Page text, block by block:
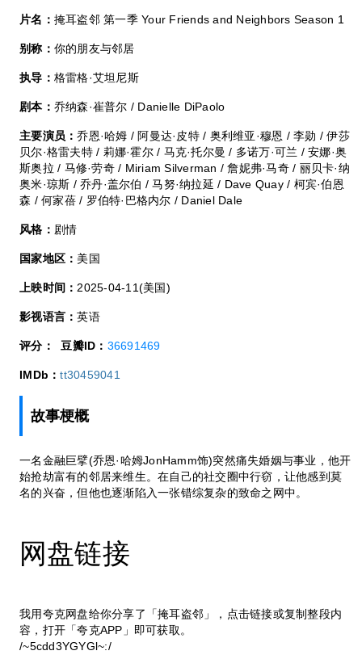
片名： 掩耳盗邻 第一季 Your Friends and Neighbors Season 1
别称： 你的朋友与邻居
执导： 格雷格·艾坦尼斯
剧本： 乔纳森·崔普尔 / Danielle DiPaolo
主要演员：乔恩·哈姆 / 阿曼达·皮特 / 奥利维亚·穆恩 / 李勋 / 伊莎
贝尔·格雷夫特 / 莉娜·霍尔 / 马克·托尔曼 / 多诺万·可兰 / 安娜·奥
斯奥拉 / 马修·劳奇 / Miriam Silverman / 詹妮弗·马奇 / 丽贝卡·纳
奥米·琼斯 / 乔丹·盖尔伯 / 马努·纳拉延 / Dave Quay / 柯宾·伯恩
森 / 何家蓓 / 罗伯特·巴格内尔 / Daniel Dale
风格： 剧情
国家地区： 美国
上映时间： 2025-04-11(美国)
影视语言：英语
评分： 豆瓣ID： 36691469
IMDb：tt30459041
故事梗概
一名金融巨擘(乔恩·哈姆JonHamm饰)突然痛失婚姻与事业，他开
始抢劫富有的邻居来维生。在自己的社交圈中行窃，让他感到莫
名的兴奋，但他也逐渐陷入一张错综复杂的致命之网中。
网盘链接
我用夸克网盘给你分享了「掩耳盗邻」，点击链接或复制整段内
容，打开「夸克APP」即可获取。
/~5cdd3YGYGl~:/